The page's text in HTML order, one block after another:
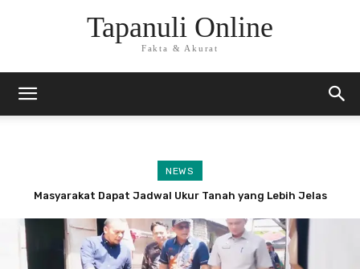
Tapanuli Online
Fakta & Akurat
NEWS
Masyarakat Dapat Jadwal Ukur Tanah yang Lebih Jelas
Rutan Tanjung Pura dan Kemenag Langkat Teken PKS